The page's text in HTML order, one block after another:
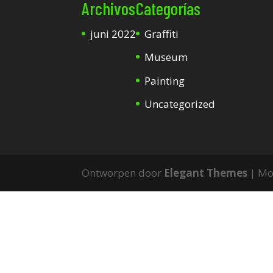
Archivos
juni 2022
Categorías
Graffiti
Museum
Painting
Uncategorized
Ontworpen door Elegant Themes |